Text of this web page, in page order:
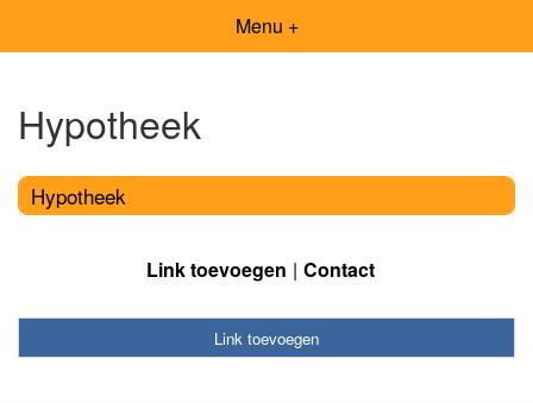
Menu +
Hypotheek
Hypotheek
Link toevoegen Contact
Link toevoegen